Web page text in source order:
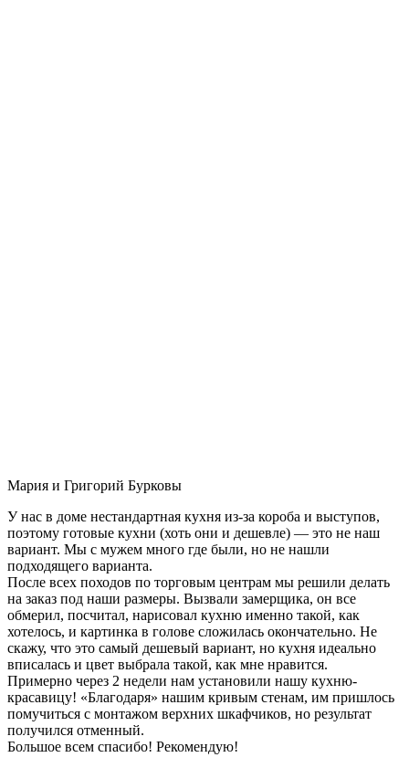
Мария и Григорий Бурковы
У нас в доме нестандартная кухня из-за короба и выступов,
поэтому готовые кухни (хоть они и дешевле) — это не наш
вариант. Мы с мужем много где были, но не нашли
подходящего варианта.
После всех походов по торговым центрам мы решили делать
на заказ под наши размеры. Вызвали замерщика, он все
обмерил, посчитал, нарисовал кухню именно такой, как
хотелось, и картинка в голове сложилась окончательно. Не
скажу, что это самый дешевый вариант, но кухня идеально
вписалась и цвет выбрала такой, как мне нравится.
Примерно через 2 недели нам установили нашу кухню-
красавицу! «Благодаря» нашим кривым стенам, им пришлось
помучиться с монтажом верхних шкафчиков, но результат
получился отменный.
Большое всем спасибо! Рекомендую!